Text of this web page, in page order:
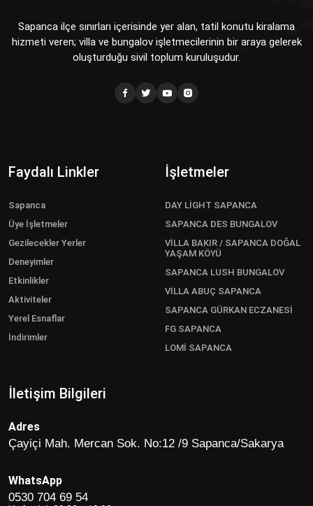
Sapanca ilçe sınırları içerisinde yer alan, tatil konutu kiralama
hizmeti veren; villa ve bungalov işletmecilerinin bir araya gelerek
oluşturduğu sivil toplum kuruluşudur.
Faydalı Linkler
Sapanca
Üye İşletmeler
Gezilecekler Yerler
Deneyimler
Etkinlikler
Aktiviteler
Yerel Esnaflar
İndirimler
İşletmeler
DAY LİGHT SAPANCA
SAPANCA DES BUNGALOV
VİLLA BAKIR / SAPANCA DOĞAL
YAŞAM KÖYÜ
SAPANCA LUSH BUNGALOV
VİLLA ABUÇ SAPANCA
SAPANCA GÜRKAN ECZANESİ
FG SAPANCA
LOMİ SAPANCA
İletişim Bilgileri
Adres
Çayiçi Mah. Mercan Sok. No:12 /9 Sapanca/Sakarya
WhatsApp
0530 704 69 54